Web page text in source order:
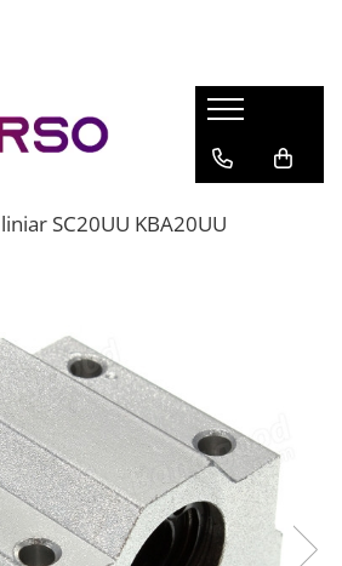
SC20UU KBA20UU